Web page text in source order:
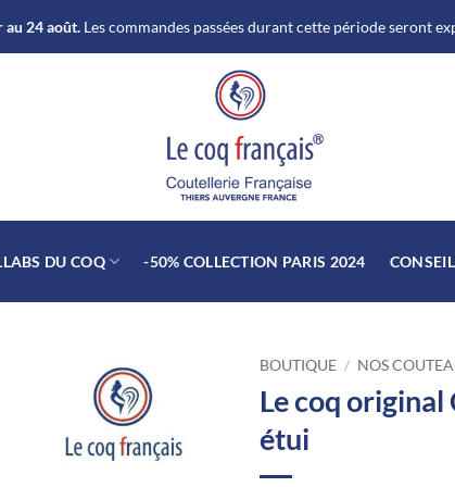
au 24 août.Les commandes passées durant cette période seront
DU COQ -50% COLLECTION PARIS 2024
BOUTIQUE / NOS
Le coq original
étui